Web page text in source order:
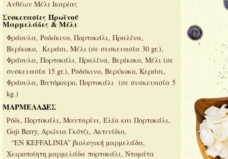
Ανθέων Μέλι Ικαρίας
Συσκευασίες Πρωϊνού
Μαρμελάδες & Μέλι
Φράουλα, Ροδάκινο, Πορτοκάλι, Πραλίνα,
Βερίκοκο, Κεράσι, Μέλι (σε συσκευασία 30 gr.),
Φράουλα, Πορτοκάλι, Πραλίνα, Βερίκοκο, Μέλι (σε
συσκευασία 15 gr.), Ροδάκινο, Βερύκοκο, Κεράσι,
Φράουλα, Βατόµουρο, Πορτοκάλι (σε συσκευασία 5
kg.)
ΜΑΡΜΕΛΑΔΕΣ
Ρόδι, Πορτοκάλι, Μανταρίνι, Ελία και Πορτοκάλι,
Goji Berry, Αρώνια Γκότζι, Ακτινίδιο,
“EN KEFFALINIA” βιολογική μαρμελάδα,
Χειροποίητη μαρμελάδα πορτοκάλι, Ντομάτα